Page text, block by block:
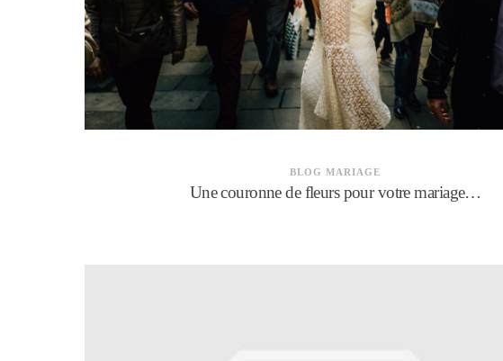
BLOG MARIAGE
Une couronne de fleurs pour votre mariage…